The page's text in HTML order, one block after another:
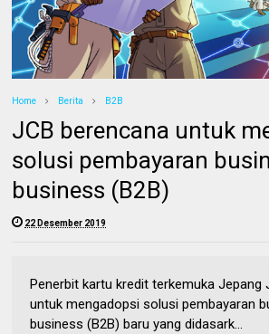
Home Berita B2B
JCB berencana untuk
solusi pembayaran
business (B2B)
22 Desember 2019
Penerbit kartu kredit terkemuka Jepang
untuk mengadopsi solusi pembayaran
business (B2B) baru yang didasark...